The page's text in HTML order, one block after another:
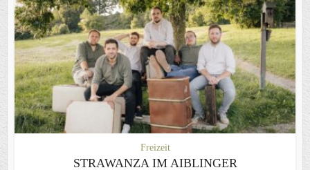
Freizeit
STRAWANZA IM AIBLINGER